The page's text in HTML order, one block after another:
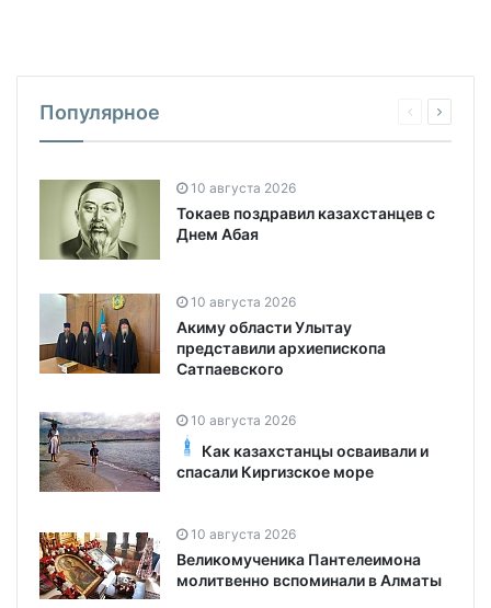
Популярное
10 августа 2026
Токаев поздравил казахстанцев с
Днем Абая
10 августа 2026
Акиму области Улытау
представили архиепископа
Сатпаевского
10 августа 2026
Как казахстанцы осваивали и
спасали Киргизское море
10 августа 2026
Великомученика Пантелеимона
молитвенно вспоминали в Алматы